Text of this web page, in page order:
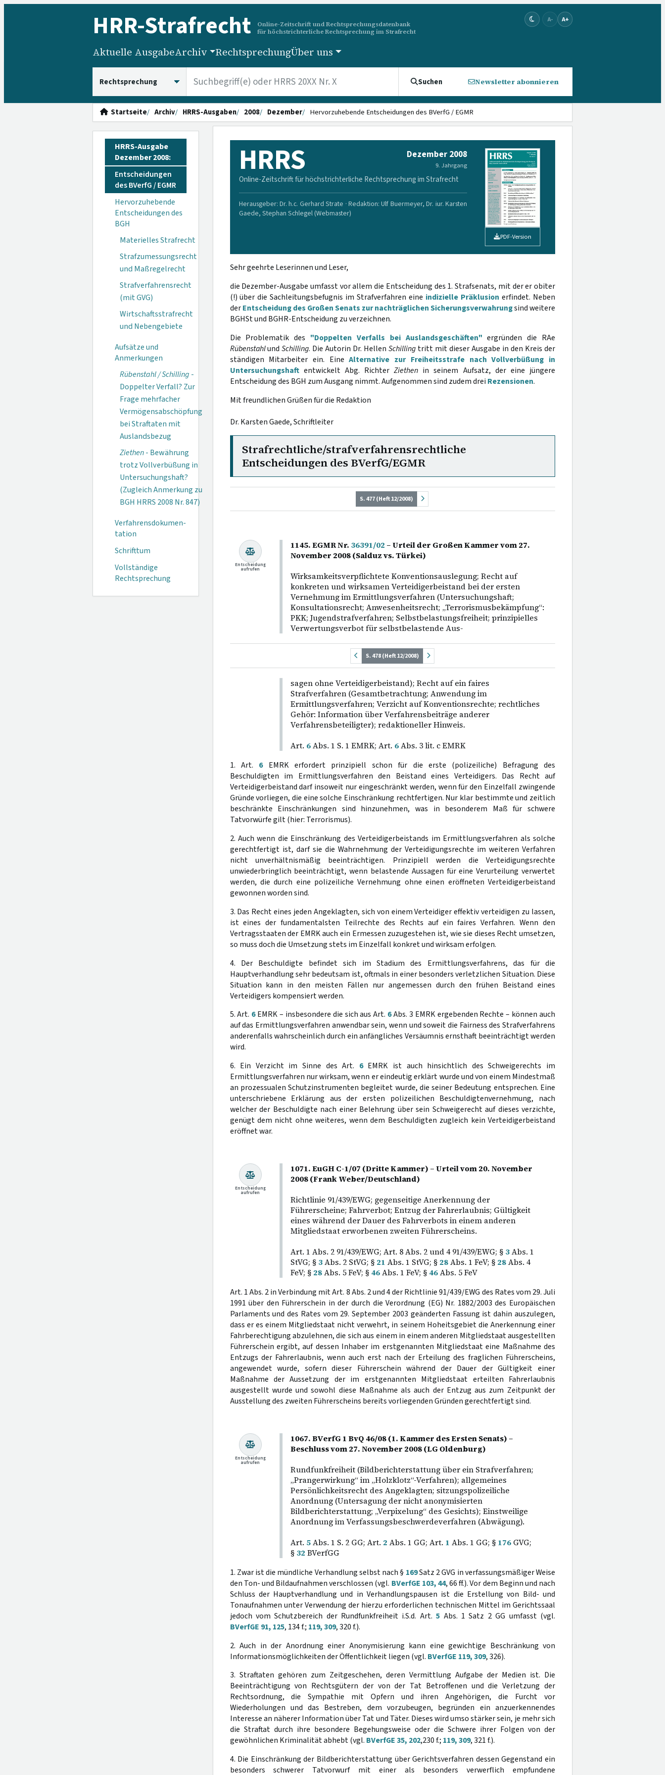
HRR-Strafrecht
Online-Zeitschrift und Rechtsprechungsdatenbank
für höchstrichterliche Rechtsprechung im Strafrecht
A- A+
Aktuelle AusgabeArchiv RechtsprechungÜber uns
Suchen Newsletter abonnieren
Startseite Archiv HRRS-Ausgaben 2008 Dezember Hervorzuhebende Entscheidungen des BVerfG / EGMR
HRRS-Ausgabe
Dezember 2008:
Entscheidungen
des BVerfG / EGMR
Hervorzuhebende
Entscheidungen des
BGH
Materielles Strafrecht
Strafzumessungsrecht
und Maßregelrecht
Strafverfahrensrecht
(mit GVG)
Wirtschaftsstrafrecht
und Nebengebiete
Aufsätze und
Anmerkungen
Rübenstahl / Schilling -
Doppelter Verfall? Zur
Frage mehrfacher
Vermögensabschöpfung
bei Straftaten mit
Auslandsbezug
Ziethen- Bewährung
trotz Vollverbüßung in
Untersuchungshaft?
(Zugleich Anmerkung zu
BGH HRRS 2008 Nr. 847)
Verfahrensdokumen­
tation
Schrifttum
Vollständige
Rechtsprechung
HRRS Dezember 2008
9. Jahrgang
Online-Zeitschrift für höchstrichterliche Rechtsprechung im Strafrecht
Herausgeber: Dr. h.c. Gerhard Strate · Redaktion: Ulf Buermeyer, Dr. iur. Karsten
Gaede, Stephan Schlegel (Webmaster)
PDF-Version
Sehr geehrte Leserinnen und Leser,
die Dezember-Ausgabe umfasst vor allem die Entscheidung des 1. Strafsenats, mit der er obiter
(!) über die Sachleitungsbefugnis im Strafverfahren eine indizielle Präklusion erfindet. Neben
derEntscheidung des Großen Senats zur nachträglichen Sicherungsverwahrungsind weitere
BGHSt und BGHR-Entscheidung zu verzeichnen.
Die Problematik des "Doppelten Verfalls bei Auslandsgeschäften" ergründen die RAe
RübenstahlundSchilling. Die Autorin Dr. HellenSchilling tritt mit dieser Ausgabe in den Kreis der
ständigen Mitarbeiter ein. EineAlternative zur Freiheitsstrafe nach Vollverbüßung in
Untersuchungshaftentwickelt Abg. RichterZiethen in seinem Aufsatz, der eine jüngere
Entscheidung des BGH zum Ausgang nimmt. Aufgenommen sind zudem drei Rezensionen.
Mit freundlichen Grüßen für die Redaktion
Dr. Karsten Gaede, Schriftleiter
Strafrechtliche/strafverfahrensrechtliche
Entscheidungen des BVerfG/EGMR
S. 477 (Heft 12/2008)
1145. EGMR Nr. 36391/02 – Urteil der Großen Kammer vom 27.
November 2008 (Salduz vs. Türkei)
Wirksamkeitsverpflichtete Konventionsauslegung; Recht auf
konkreten und wirksamen Verteidigerbeistand bei der ersten
Vernehmung im Ermittlungsverfahren (Untersuchungshaft;
Konsultationsrecht; Anwesenheitsrecht; „Terrorismusbekämpfung“:
PKK; Jugendstrafverfahren; Selbstbelastungsfreiheit; prinzipielles
Verwertungsverbot für selbstbelastende Aus-
Entscheidung
aufrufen
S. 478 (Heft 12/2008)
sagen ohne Verteidigerbeistand); Recht auf ein faires
Strafverfahren (Gesamtbetrachtung; Anwendung im
Ermittlungsverfahren; Verzicht auf Konventionsrechte; rechtliches
Gehör: Information über Verfahrensbeiträge anderer
Verfahrensbeteiligter); redaktioneller Hinweis.
Art. 6Abs. 1 S. 1 EMRK; Art. 6Abs. 3 lit. c EMRK
1. Art. 6EMRK erfordert prinzipiell schon für die erste (polizeiliche) Befragung des
Beschuldigten im Ermittlungsverfahren den Beistand eines Verteidigers. Das Recht auf
Verteidigerbeistand darf insoweit nur eingeschränkt werden, wenn für den Einzelfall zwingende
Gründe vorliegen, die eine solche Einschränkung rechtfertigen. Nur klar bestimmte und zeitlich
beschränkte Einschränkungen sind hinzunehmen, was in besonderem Maß für schwere
Tatvorwürfe gilt (hier: Terrorismus).
2. Auch wenn die Einschränkung des Verteidigerbeistands im Ermittlungsverfahren als solche
gerechtfertigt ist, darf sie die Wahrnehmung der Verteidigungsrechte im weiteren Verfahren
nicht unverhältnismäßig beeinträchtigen. Prinzipiell werden die Verteidigungsrechte
unwiederbringlich beeinträchtigt, wenn belastende Aussagen für eine Verurteilung verwertet
werden, die durch eine polizeiliche Vernehmung ohne einen eröffneten Verteidigerbeistand
gewonnen worden sind.
3. Das Recht eines jeden Angeklagten, sich von einem Verteidiger effektiv verteidigen zu lassen,
ist eines der fundamentalsten Teilrechte des Rechts auf ein faires Verfahren. Wenn den
Vertragsstaaten der EMRK auch ein Ermessen zuzugestehen ist, wie sie dieses Recht umsetzen,
so muss doch die Umsetzung stets im Einzelfall konkret und wirksam erfolgen.
4. Der Beschuldigte befindet sich im Stadium des Ermittlungsverfahrens, das für die
Hauptverhandlung sehr bedeutsam ist, oftmals in einer besonders verletzlichen Situation. Diese
Situation kann in den meisten Fällen nur angemessen durch den frühen Beistand eines
Verteidigers kompensiert werden.
5. Art. 6EMRK – insbesondere die sich aus Art. 6Abs. 3 EMRK ergebenden Rechte – können auch
auf das Ermittlungsverfahren anwendbar sein, wenn und soweit die Fairness des Strafverfahrens
anderenfalls wahrscheinlich durch ein anfängliches Versäumnis ernsthaft beeinträchtigt werden
wird.
6. Ein Verzicht im Sinne des Art. 6EMRK ist auch hinsichtlich des Schweigerechts im
Ermittlungsverfahren nur wirksam, wenn er eindeutig erklärt wurde und von einem Mindestmaß
an prozessualen Schutzinstrumenten begleitet wurde, die seiner Bedeutung entsprechen. Eine
unterschriebene Erklärung aus der ersten polizeilichen Beschuldigtenvernehmung, nach
welcher der Beschuldigte nach einer Belehrung über sein Schweigerecht auf dieses verzichte,
genügt dem nicht ohne weiteres, wenn dem Beschuldigten zugleich kein Verteidigerbeistand
eröffnet war.
1071. EuGH C-1/07 (Dritte Kammer) – Urteil vom 20. November
2008 (Frank Weber/Deutschland)
Richtlinie 91/439/EWG; gegenseitige Anerkennung der
Führerscheine; Fahrverbot; Entzug der Fahrerlaubnis; Gültigkeit
eines während der Dauer des Fahrverbots in einem anderen
Mitgliedstaat erworbenen zweiten Führerscheins.
Art. 1 Abs. 2 91/439/EWG; Art. 8 Abs. 2 und 4 91/439/EWG; § 3Abs. 1
StVG; § 3Abs. 2 StVG; § 21 Abs. 1 StVG; § 28Abs. 1 FeV; § 28Abs. 4
FeV; § 28Abs. 5 FeV; § 46Abs. 1 FeV; § 46Abs. 5 FeV
Entscheidung
aufrufen
Art. 1 Abs. 2 in Verbindung mit Art. 8 Abs. 2 und 4 der Richtlinie 91/439/EWG des Rates vom 29. Juli
1991 über den Führerschein in der durch die Verordnung (EG) Nr. 1882/2003 des Europäischen
Parlaments und des Rates vom 29. September 2003 geänderten Fassung ist dahin auszulegen,
dass er es einem Mitgliedstaat nicht verwehrt, in seinem Hoheitsgebiet die Anerkennung einer
Fahrberechtigung abzulehnen, die sich aus einem in einem anderen Mitgliedstaat ausgestellten
Führerschein ergibt, auf dessen Inhaber im erstgenannten Mitgliedstaat eine Maßnahme des
Entzugs der Fahrerlaubnis, wenn auch erst nach der Erteilung des fraglichen Führerscheins,
angewendet wurde, sofern dieser Führerschein während der Dauer der Gültigkeit einer
Maßnahme der Aussetzung der im erstgenannten Mitgliedstaat erteilten Fahrerlaubnis
ausgestellt wurde und sowohl diese Maßnahme als auch der Entzug aus zum Zeitpunkt der
Ausstellung des zweiten Führerscheins bereits vorliegenden Gründen gerechtfertigt sind.
1067. BVerfG 1 BvQ 46/08 (1. Kammer des Ersten Senats) –
Beschluss vom 27. November 2008 (LG Oldenburg)
Rundfunkfreiheit (Bildberichterstattung über ein Strafverfahren;
„Prangerwirkung“ im „Holzklotz“-Verfahren); allgemeines
Persönlichkeitsrecht des Angeklagten; sitzungspolizeiliche
Anordnung (Untersagung der nicht anonymisierten
Bildberichterstattung; „Verpixelung“ des Gesichts); Einstweilige
Anordnung im Verfassungsbeschwerdeverfahren (Abwägung).
Art. 5Abs. 1 S. 2 GG; Art. 2 Abs. 1 GG; Art. 1 Abs. 1 GG; § 176GVG;
§ 32 BVerfGG
Entscheidung
aufrufen
1. Zwar ist die mündliche Verhandlung selbst nach § 169Satz 2 GVG in verfassungsmäßiger Weise
den Ton- und Bildaufnahmen verschlossen (vgl. BVerfGE 103, 44, 66 ff.). Vor dem Beginn und nach
Schluss der Hauptverhandlung und in Verhandlungspausen ist die Erstellung von Bild- und
Tonaufnahmen unter Verwendung der hierzu erforderlichen technischen Mittel im Gerichtssaal
jedoch vom Schutzbereich der Rundfunkfreiheit i.S.d. Art.5 Abs. 1 Satz 2 GG umfasst (vgl.
BVerfGE 91, 125, 134 f.; 119, 309, 320 f.).
2. Auch in der Anordnung einer Anonymisierung kann eine gewichtige Beschränkung von
Informationsmöglichkeiten der Öffentlichkeit liegen (vgl. BVerfGE 119, 309, 326).
3. Straftaten gehören zum Zeitgeschehen, deren Vermittlung Aufgabe der Medien ist. Die
Beeinträchtigung von Rechtsgütern der von der Tat Betroffenen und die Verletzung der
Rechtsordnung, die Sympathie mit Opfern und ihren Angehörigen, die Furcht vor
Wiederholungen und das Bestreben, dem vorzubeugen, begründen ein anzuerkennendes
Interesse an näherer Information über Tat und Täter. Dieses wird umso stärker sein, je mehr sich
die Straftat durch ihre besondere Begehungsweise oder die Schwere ihrer Folgen von der
gewöhnlichen Kriminalität abhebt (vgl. BVerfGE 35, 202,230 f.; 119, 309, 321 f.).
4. Die Einschränkung der Bildberichterstattung über Gerichtsverfahren dessen Gegenstand ein
besonders schwerer Tatvorwurf mit einer als besonders verwerflich empfundene